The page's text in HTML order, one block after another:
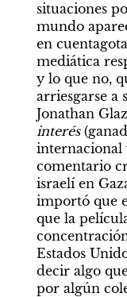
situaciones
mundo
en
mediática
y lo que no,
arriesgarse a
Jonathan
interés
internacional
comentario
israelí en
importó que
que la
Estados
decir algo
por algún